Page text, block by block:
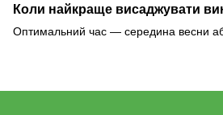
Коли найкраще висаджувати
Оптимальний час — середина весни